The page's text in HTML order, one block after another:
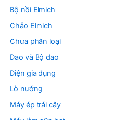
Bộ nồi Elmich
Chảo Elmich
Chưa phân loại
Dao và Bộ dao
Điện gia dụng
Lò nướng
Máy ép trái cây